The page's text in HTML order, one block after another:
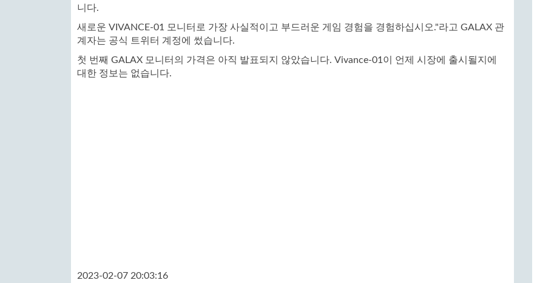
니다.
새로운 VIVANCE-01 모니터로 가장 사실적이고 부드러운 게임 경험을 경험하십시오."라고 GALAX 관
계자는 공식 트위터 계정에 썼습니다.
첫 번째 GALAX 모니터의 가격은 아직 발표되지 않았습니다. Vivance-01이 언제 시장에 출시될지에
대한 정보는 없습니다.
2023-02-07 20:03:16